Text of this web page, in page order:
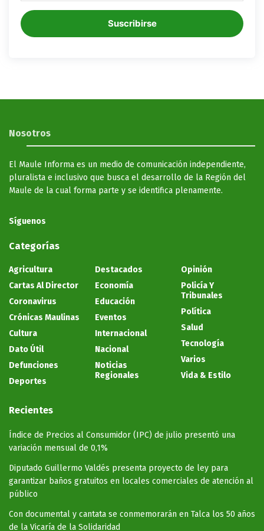
Suscribirse
Nosotros
El Maule Informa es un medio de comunicación independiente,
pluralista e inclusivo que busca el desarrollo de la Región del
Maule de la cual forma parte y se identifica plenamente.
Síguenos
Categorías
Agricultura
Cartas Al Director
Coronavirus
Crónicas Maulinas
Cultura
Dato Útil
Defunciones
Deportes
Destacados
Economía
Educación
Eventos
Internacional
Nacional
Noticias
Regionales
Opinión
Policía Y
Tribunales
Política
Salud
Tecnología
Varios
Vida & Estilo
Recientes
Índice de Precios al Consumidor (IPC) de julio presentó una
variación mensual de 0,1%
Diputado Guillermo Valdés presenta proyecto de ley para
garantizar baños gratuitos en locales comerciales de atención al
público
Con documental y cantata se conmemorarán en Talca los 50 años
de la Vicaría de la Solidaridad